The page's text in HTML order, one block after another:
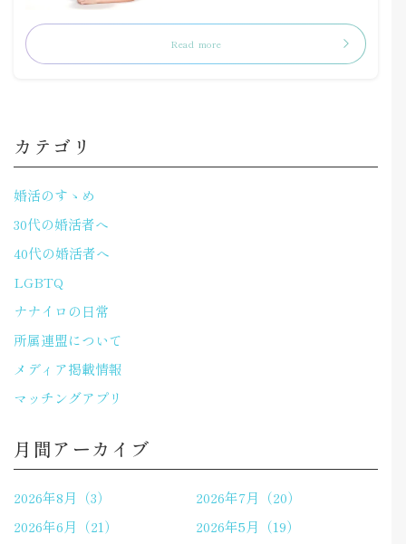
Read more
カテゴリ
婚活のすゝめ
30代の婚活者へ
40代の婚活者へ
LGBTQ
ナナイロの日常
所属連盟について
メディア掲載情報
マッチングアプリ
月間アーカイブ
2026年8月（3）
2026年7月（20）
2026年6月（21）
2026年5月（19）